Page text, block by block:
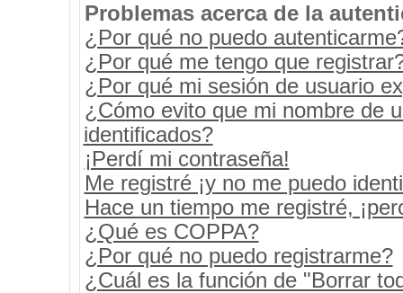
Problemas acerca de la
¿Por qué no puedo
¿Por qué me tengo que
¿Por qué mi sesión de usuario
¿Cómo evito que mi nombre de
identificados?
¡Perdí mi contraseña!
Me registré ¡y no me puedo
Hace un tiempo me registré,
¿Qué es COPPA?
¿Por qué no puedo registrarme?
¿Cuál es la función de "Borrar